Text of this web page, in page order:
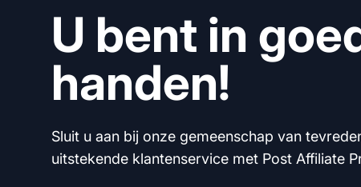
U bent in
handen!
Sluit u aan bij onze gemeenschap van
uitstekende klantenservice met Post Affiliate